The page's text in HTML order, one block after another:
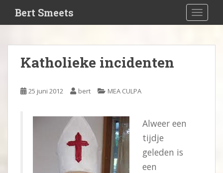
i
Bert Smeets
Katholieke incidenten
25 juni 2012 bert MEA CULPA
Alweer een
tijdje
geleden is
een